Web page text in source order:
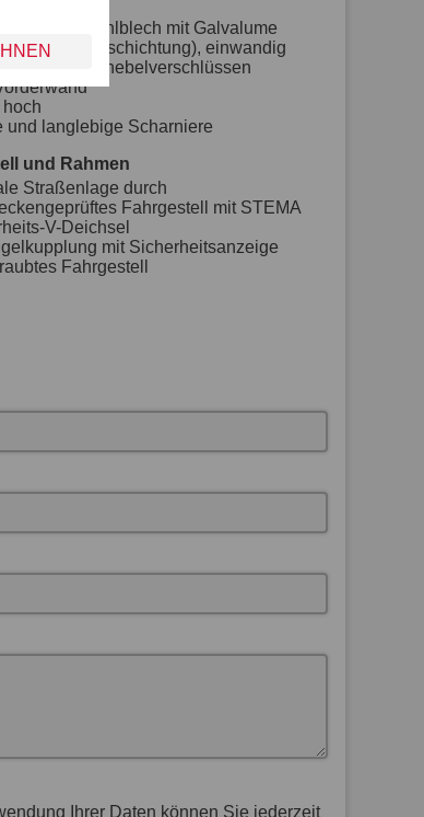
aus Stahlblech mit Galvalume
Zink-Beschichtung), einwandig
Winkelhebelverschlüssen
und langlebige Scharniere
und Rahmen
Straßenlage durch
Fahrgestell mit STEMA
V-Deichsel
mit Sicherheitsanzeige
Fahrgestell
Ihrer Daten können Sie jederzeit